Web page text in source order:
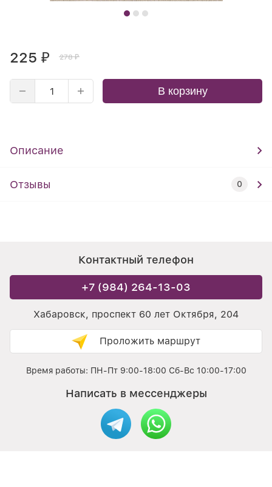
225 ₽ 278₽
В корзину
Описание
Отзывы 0
Контактный телефон
+7 (984) 264-13-03
Хабаровск, проспект 60 лет Октября, 204
Проложить маршрут
Время работы: ПН-Пт 9:00-18:00 Сб-Вс 10:00-17:00
Написать в мессенджеры